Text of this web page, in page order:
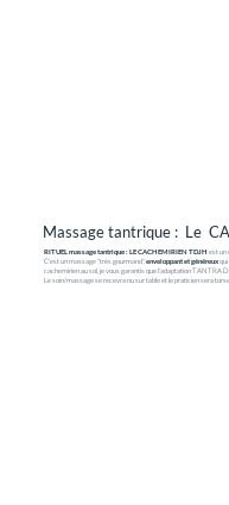
Massage tantrique : Le
RITUEL massage tantrique : LE CACHEMIRIEN TDJH est un
C'est un massage "très gourmand",enveloppant et généreuxqui
cachemirien au sol, je vous garantis que l'adaptation TANTRA
Le soin/massage se recevra nu sur table et le praticien sera torse